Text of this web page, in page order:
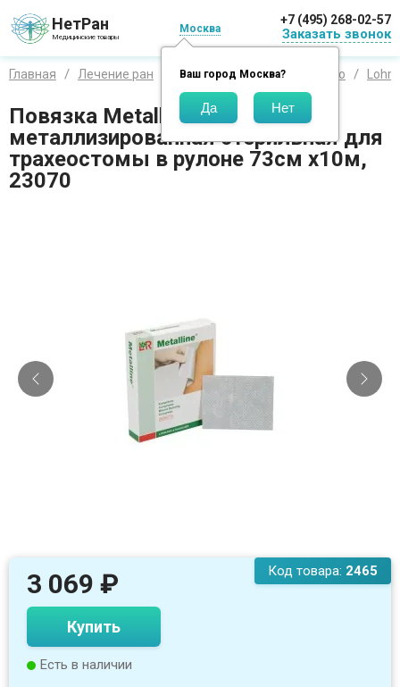
НетРан
Медицинские товары
Москва
Ваш город Москва?
+7 (495) 268-02-57
Заказать звонок
Главная Лечение ран Средства по производителю
Повязка Metalline (Металлине)
металлизированная стерильная для
трахеостомы в рулоне 73см х10м,
23070
Код товара: 2465
3 069 ₽
Купить
Есть в наличии